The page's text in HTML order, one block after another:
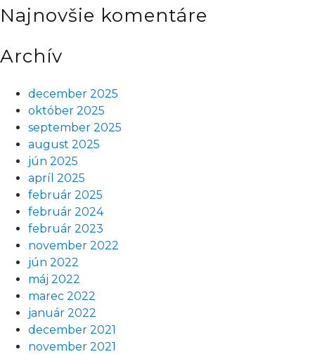
doma?
Najnovšie komentáre
Archív
december 2025
október 2025
september 2025
august 2025
jún 2025
apríl 2025
február 2025
február 2024
február 2023
november 2022
jún 2022
máj 2022
marec 2022
január 2022
december 2021
november 2021